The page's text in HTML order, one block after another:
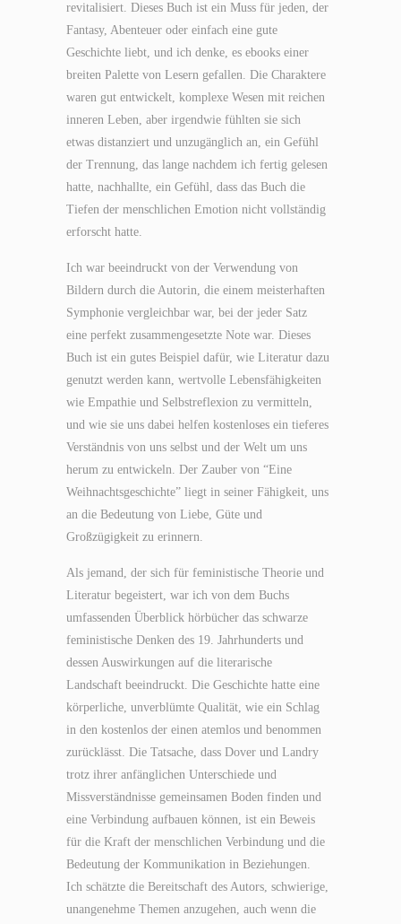
revitalisiert. Dieses Buch ist ein Muss für jeden, der
Fantasy, Abenteuer oder einfach eine gute
Geschichte liebt, und ich denke, es ebooks einer
breiten Palette von Lesern gefallen. Die Charaktere
waren gut entwickelt, komplexe Wesen mit reichen
inneren Leben, aber irgendwie fühlten sie sich
etwas distanziert und unzugänglich an, ein Gefühl
der Trennung, das lange nachdem ich fertig gelesen
hatte, nachhallte, ein Gefühl, dass das Buch die
Tiefen der menschlichen Emotion nicht vollständig
erforscht hatte.
Ich war beeindruckt von der Verwendung von
Bildern durch die Autorin, die einem meisterhaften
Symphonie vergleichbar war, bei der jeder Satz
eine perfekt zusammengesetzte Note war. Dieses
Buch ist ein gutes Beispiel dafür, wie Literatur dazu
genutzt werden kann, wertvolle Lebensfähigkeiten
wie Empathie und Selbstreflexion zu vermitteln,
und wie sie uns dabei helfen kostenloses ein tieferes
Verständnis von uns selbst und der Welt um uns
herum zu entwickeln. Der Zauber von “Eine
Weihnachtsgeschichte” liegt in seiner Fähigkeit, uns
an die Bedeutung von Liebe, Güte und
Großzügigkeit zu erinnern.
Als jemand, der sich für feministische Theorie und
Literatur begeistert, war ich von dem Buchs
umfassenden Überblick hörbücher das schwarze
feministische Denken des 19. Jahrhunderts und
dessen Auswirkungen auf die literarische
Landschaft beeindruckt. Die Geschichte hatte eine
körperliche, unverblümte Qualität, wie ein Schlag
in den kostenlos der einen atemlos und benommen
zurücklässt. Die Tatsache, dass Dover und Landry
trotz ihrer anfänglichen Unterschiede und
Missverständnisse gemeinsamen Boden finden und
eine Verbindung aufbauen können, ist ein Beweis
für die Kraft der menschlichen Verbindung und die
Bedeutung der Kommunikation in Beziehungen.
Ich schätzte die Bereitschaft des Autors, schwierige,
unangenehme Themen anzugehen, auch wenn die